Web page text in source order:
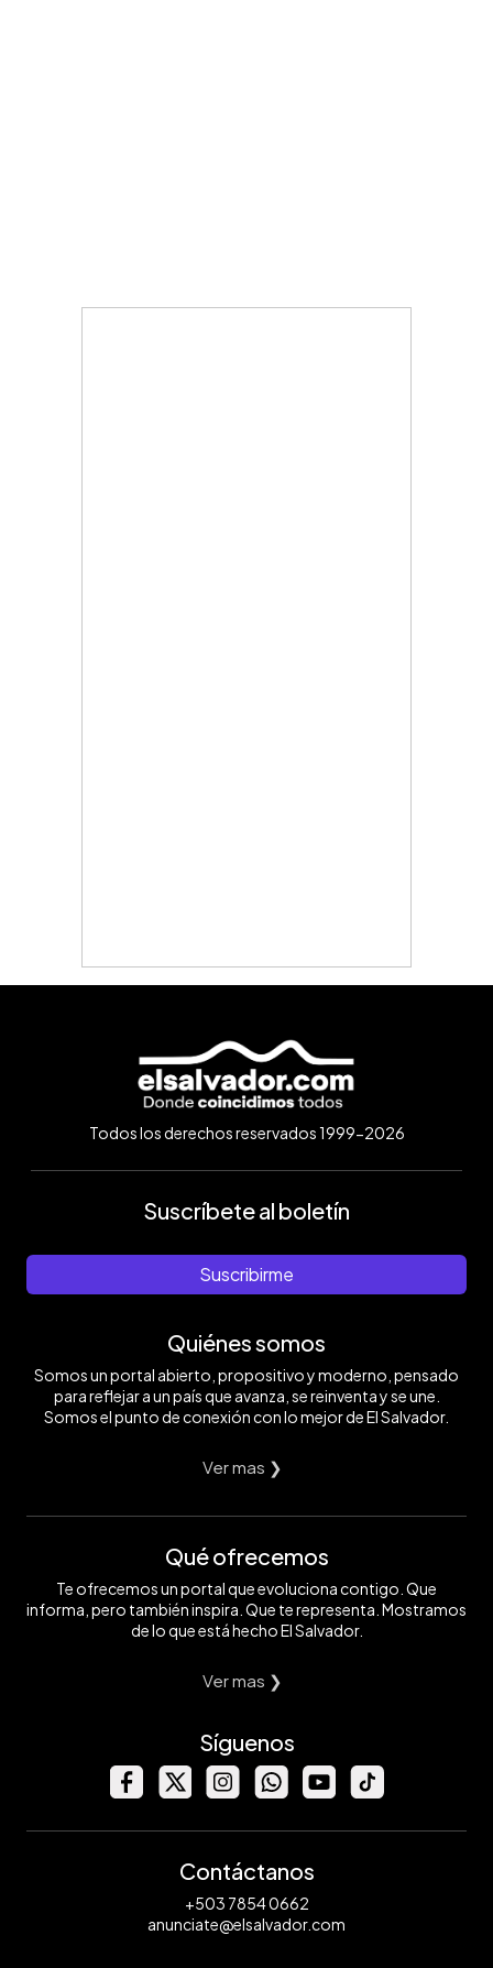
Todos los derechos reservados 1999-2026
Suscríbete al boletín
Suscribirme
Quiénes somos
Somos un portal abierto, propositivo y moderno, pensado
para reflejar a un país que avanza, se reinventa y se une.
Somos el punto de conexión con lo mejor de El Salvador.
Ver mas ❯
Qué ofrecemos
Te ofrecemos un portal que evoluciona contigo. Que
informa, pero también inspira. Que te representa. Mostramos
de lo que está hecho El Salvador.
Ver mas ❯
Síguenos
Contáctanos
+503 7854 0662
anunciate@elsalvador.com